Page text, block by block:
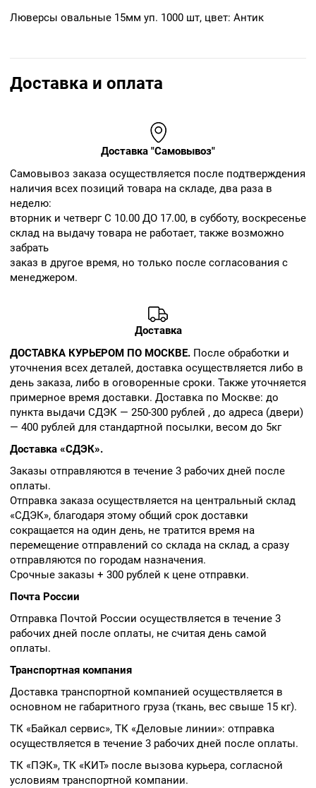
Люверсы овальные 15мм уп. 1000 шт, цвет: Антик
Доставка и оплата
Доставка "Самовывоз"
Cамовывоз заказа осуществляется после подтверждения
наличия всех позиций товара на складе, два раза в
неделю:
вторник и четверг С 10.00 ДО 17.00, в субботу, воскресенье
склад на выдачу товара не работает, также возможно
забрать
заказ в другое время, но только после согласования с
менеджером.
Доставка
ДОСТАВКА КУРЬЕРОМ ПО МОСКВЕ. После обработки и
уточнения всех деталей, доставка осуществляется либо в
день заказа, либо в оговоренные сроки. Также уточняется
примерное время доставки. Доставка по Москве: до
пункта выдачи СДЭК — 250-300 рублей , до адреса (двери)
— 400 рублей для стандартной посылки, весом до 5кг
Доставка «СДЭК».
Заказы отправляются в течение 3 рабочих дней после
оплаты.
Отправка заказа осуществляется на центральный склад
«СДЭК», благодаря этому общий срок доставки
сокращается на один день, не тратится время на
перемещение отправлений со склада на склад, а сразу
отправляются по городам назначения.
Срочные заказы + 300 рублей к цене отправки.
Почта России
Отправка Почтой России осуществляется в течение 3
рабочих дней после оплаты, не считая день самой
оплаты.
Транспортная компания
Доставка транспортной компанией осуществляется в
основном не габаритного груза (ткань, вес свыше 15 кг).
ТК «Байкал сервис», ТК «Деловые линии»: отправка
осуществляется в течение 3 рабочих дней после оплаты.
ТК «ПЭК», ТК «КИТ» после вызова курьера, согласной
условиям транспортной компании.